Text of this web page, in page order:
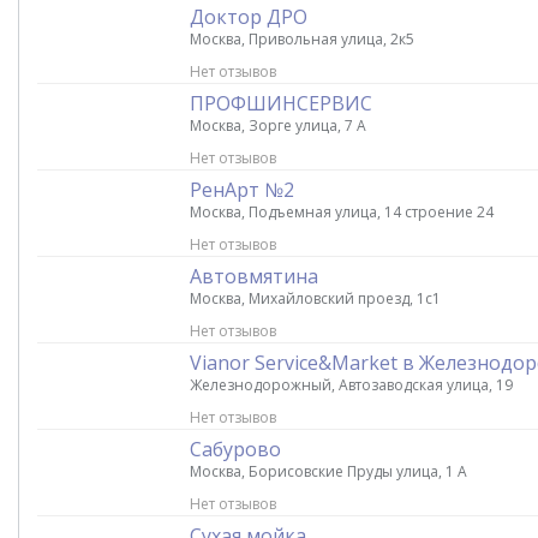
Доктор ДРО
Москва, Привольная улица, 2к5
Нет отзывов
ПРОФШИНСЕРВИС
Москва, Зорге улица, 7 А
Нет отзывов
РенАрт №2
Москва, Подъемная улица, 14 строение 24
Нет отзывов
Автовмятина
Москва, Михайловский проезд, 1с1
Нет отзывов
Vianor Service&Market в
Железнодорожный, Автозаводская улица, 19
Нет отзывов
Сабурово
Москва, Борисовские Пруды улица, 1 А
Нет отзывов